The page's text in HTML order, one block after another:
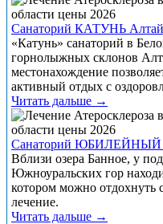
Санаторий КАТУНЬ
«Катунь» санаторий в
горнолыжных склонов
местонахождение
активный отдых с
Читать дальше →
Санаторий ЮБИЛЕЙНЫЙ
Вблизи озера Банное, у
Южноуральских гор
котором можно отдохнуть
лечение.
Читать дальше →